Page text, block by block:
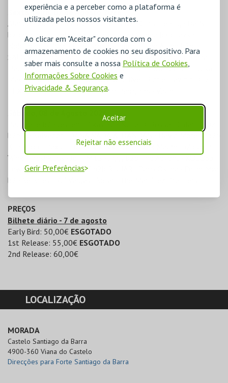
experiência e a perceber como a plataforma é
utilizada pelos nossos visitantes.
Ao clicar em "Aceitar" concorda com o
armazenamento de cookies no seu dispositivo. Para
saber mais consulte a nossa Política de Cookies,
Informações Sobre Cookies e
Privacidade & Segurança.
Aceitar
Rejeitar não essenciais
Gerir Preferências
Sexta-feira, 07 de Agosto 2026
Alarico b2b Yanamaste · Ben Sims b2b Chris Liebing · Da Ni
b2b Wailers · Daria Kolosova · Diana Oliveira b2b Taxsh · DJ
Nobu b2b DJ Yazi · DJ Storm · Dubfire · Ellen Allien b2b
SALOME · Enrico Sangiuliano · Gusta-vo b2b Zadig · Helena
Hauff b2b IMOGEN · Joseph Capriati b2b Luke Slater · Luísa ·
Maki · Mix'Elle · NOIA · Octave One live · Richie Hawtin DEX
EFX X0X · Roundhouse Kick live · Serginho · Violet
Sábado, 08 de Agosto 2026
b2b Zé Salvador · DANA NADA & DANDAN · David Moreira b2b
Klin Klop · Dax J · FJAAK x KiNK live · Frank Maurel b2b Josh
Wink · Freshkitos · Jeff Mills · Jiggy b2b The Advent · KOLO55 ·
Lewis Fautzi live · ORBE b2b RUUAR · Paco Osuna · Peter Mør
b2b Sepypes · Rui Vargas · Solar · The Martinez Brothers
PREÇOS
Bilhete diário - 7 de agosto
Early Bird: 50,00€ ESGOTADO
1st Release: 55,00€ ESGOTADO
2nd Release: 60,00€
LOCALIZAÇÃO
MORADA
Castelo Santiago da Barra
4900-360 Viana do Castelo
Direcções para Forte Santiago da Barra